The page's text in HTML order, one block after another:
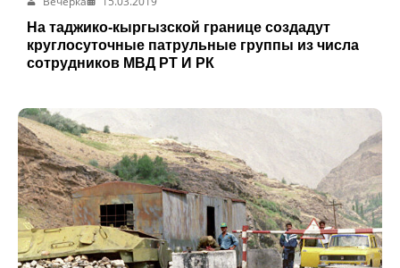
На таджико-кыргызской границе создадут
круглосуточные патрульные группы из числа
сотрудников МВД РТ И РК